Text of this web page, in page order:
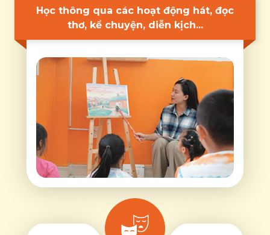
Học thông qua các hoạt động hát, đọc
thơ, kể chuyện, diễn kịch...